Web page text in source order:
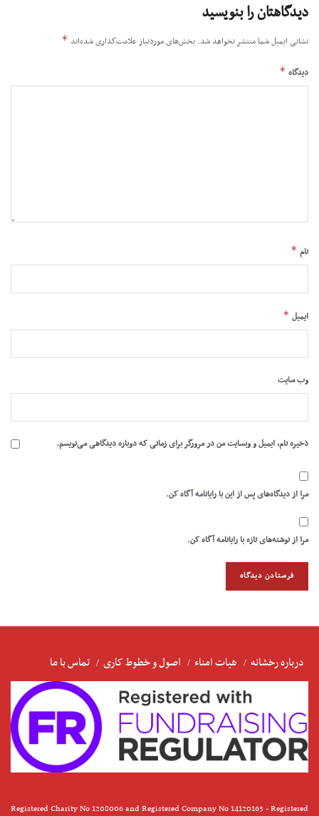
دیدگاهتان را بنویسید
نشانی ایمیل شما منتشر نخواهد شد. بخش‌های موردنیاز علامت‌گذاری شده‌اند *
دیدگاه *
نام *
ایمیل *
وب‌ سایت
ذخیره نام، ایمیل و وبسایت من در مرورگر برای زمانی که دوباره دیدگاهی می‌نویسم.
مرا از دیدگاه‌های پس از این با رایانامه آگاه کن.
مرا از نوشته‌های تازه با رایانامه آگاه کن.
درباره رخشانه هیات امناء اصول و خطوط کاری تماس با ما
Registered Charity No 1208006 and Registered Company No 14120163 - Registered